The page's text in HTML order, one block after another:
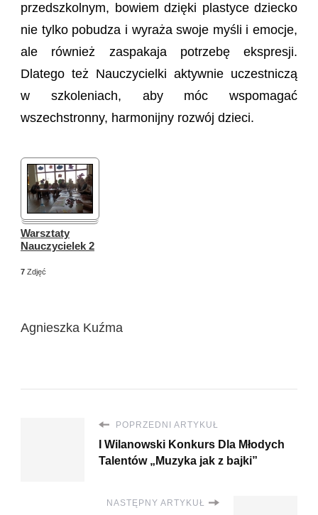
przedszkolnym, bowiem dzięki plastyce dziecko
nie tylko pobudza i wyraża swoje myśli i emocje,
ale również zaspakaja potrzebę ekspresji.
Dlatego też Nauczycielki aktywnie uczestniczą
w szkoleniach, aby móc wspomagać
wszechstronny, harmonijny rozwój dzieci.
Warsztaty
Nauczycielek 2
7 Zdjęć
Agnieszka Kuźma
POPRZEDNI ARTYKUŁ
I Wilanowski Konkurs Dla Młodych
Talentów „Muzyka jak z bajki”
NASTĘPNY ARTYKUŁ